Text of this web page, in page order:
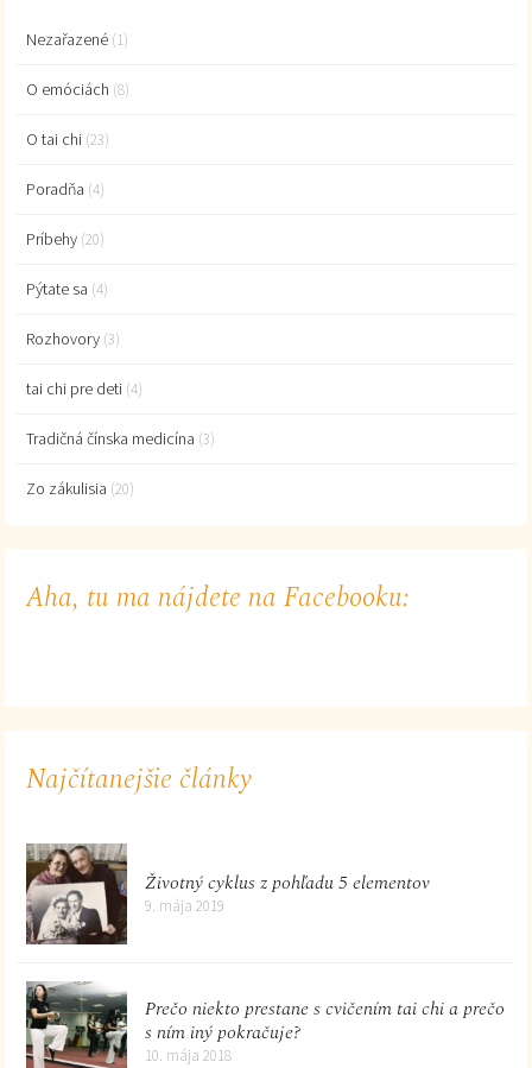
Nezařazené (1)
O emóciách (8)
O tai chi (23)
Poradňa (4)
Príbehy (20)
Pýtate sa (4)
Rozhovory (3)
tai chi pre deti (4)
Tradičná čínska medicína (3)
Zo zákulisia (20)
Aha, tu ma nájdete na Facebooku:
Najčítanejšie články
Životný cyklus z pohľadu 5 elementov
9. mája 2019
Prečo niekto prestane s cvičením tai chi a prečo
s ním iný pokračuje?
10. mája 2018